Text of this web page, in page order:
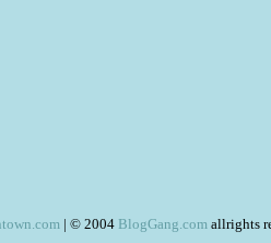
| © 2004 BlogGang.com allrights